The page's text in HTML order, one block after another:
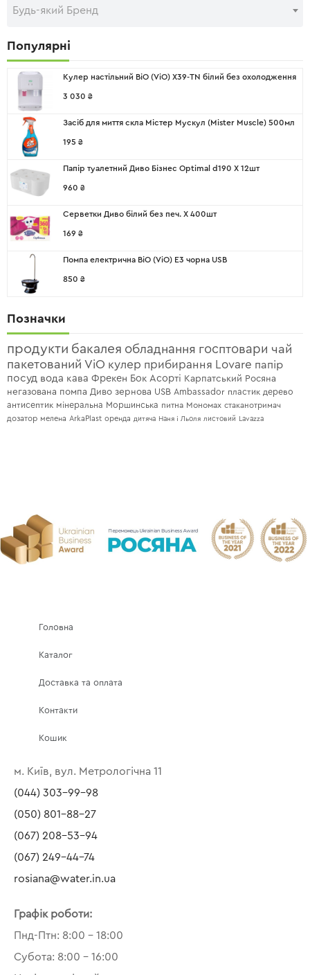
Будь-який Бренд
Популярні
Кулер настільний ВіО (ViO) X39-TN білий без охолодження
3 030 ₴
Засіб для миття скла Містер Мускул (Mister Muscle) 500мл
195 ₴
Папір туалетний Диво Бізнес Optimal d190 X 12шт
960 ₴
Серветки Диво білий без печ. X 400шт
169 ₴
Помпа електрична ВіО (ViO) E3 чорна USB
850 ₴
Позначки
продукти бакалея обладнання госптовари чай
пакетований ViO кулер прибирання Lovare папір
посуд вода кава Фрекен Бок Асорті Карпатський Росяна
негазована помпа Диво зернова USB Ambassador пластик дерево
антисептик мінеральна Моршинська питна Мономах стаканотримач
дозатор мелена ArkaPlast оренда дитяча Наня і Льоля листовий Lavazza
Головна
Каталог
Доставка та оплата
Контакти
Кошик
м. Київ, вул. Метрологічна 11
(044) 303-99-98
(050) 801-88-27
(067) 208-53-94
(067) 249-44-74
rosiana@water.in.ua
Графік роботи:
Пнд-Птн: 8:00 – 18:00
Субота: 8:00 – 16:00